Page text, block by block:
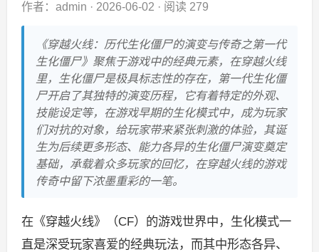
作者：admin · 2026-06-02 · 阅读 279
《穿越火线：历代生化僵尸的演变与传奇之第一代
生化僵尸》聚焦于游戏中的经典元素，在穿越火线
里，生化僵尸是极具标志性的存在，第一代生化僵
尸开启了其独特的演变历程，它有着特定的外观、
技能设定等，在游戏早期的生化模式中，成为玩家
们对抗的对象，给玩家带来紧张刺激的体验，其诞
生为后续更多形态、能力各异的生化僵尸演变奠定
基础，承载着众多玩家的回忆，在穿越火线的游戏
传奇中留下浓墨重彩的一笔。
在《穿越火线》（CF）的游戏世界中，生化模式一
直是深受玩家喜爱的经典玩法，而其中形态各异、